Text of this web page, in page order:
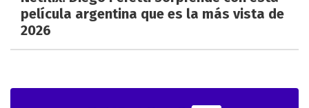
película argentina que es la más vista de
2026